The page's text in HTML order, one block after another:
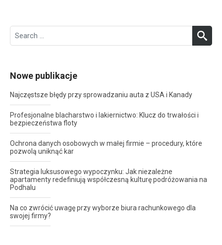
Search
for:
Nowe publikacje
Najczęstsze błędy przy sprowadzaniu auta z USA i Kanady
Profesjonalne blacharstwo i lakiernictwo: Klucz do trwałości i
bezpieczeństwa floty
Ochrona danych osobowych w małej firmie – procedury, które
pozwolą uniknąć kar
Strategia luksusowego wypoczynku: Jak niezależne
apartamenty redefiniują współczesną kulturę podróżowania na
Podhalu
Na co zwrócić uwagę przy wyborze biura rachunkowego dla
swojej firmy?